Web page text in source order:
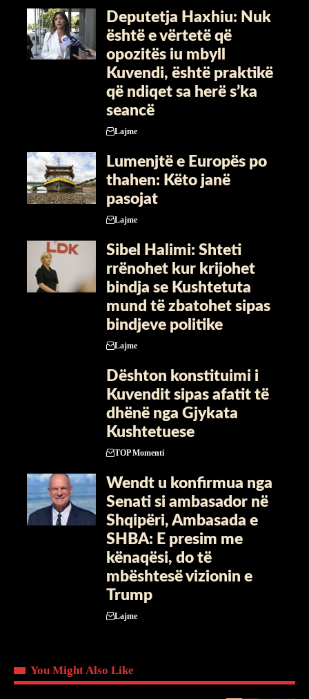
Deputetja Haxhiu: Nuk
është e vërtetë që
opozitës iu mbyll
Kuvendi, është praktikë
që ndiqet sa herë s’ka
seancë
Lajme
Lumenjtë e Europës po
thahen: Këto janë
pasojat
Lajme
Sibel Halimi: Shteti
rrënohet kur krijohet
bindja se Kushtetuta
mund të zbatohet sipas
bindjeve politike
Lajme
Dështon konstituimi i
Kuvendit sipas afatit të
dhënë nga Gjykata
Kushtetuese
TOP Momenti
Wendt u konfirmua nga
Senati si ambasador në
Shqipëri, Ambasada e
SHBA: E presim me
kënaqësi, do të
mbështesë vizionin e
Trump
Lajme
You Might Also Like